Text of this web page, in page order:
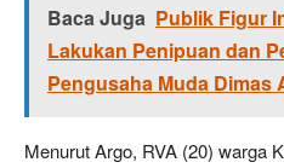
Baca Juga Publik Figur
Lakukan Penipuan dan
Pengusaha Muda Dimas
Menurut Argo, RVA (20) warga